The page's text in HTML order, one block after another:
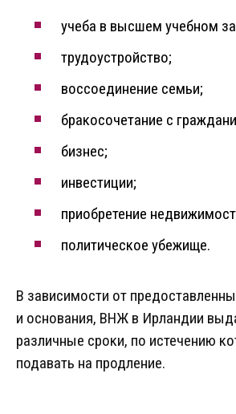
учеба в высшем учебном
трудоустройство;
воссоединение семьи;
бракосочетание с
бизнес;
инвестиции;
приобретение
политическое убежище.
В зависимости от
и основания, ВНЖ в Ирландии
различные сроки, по истечению
подавать на продление.